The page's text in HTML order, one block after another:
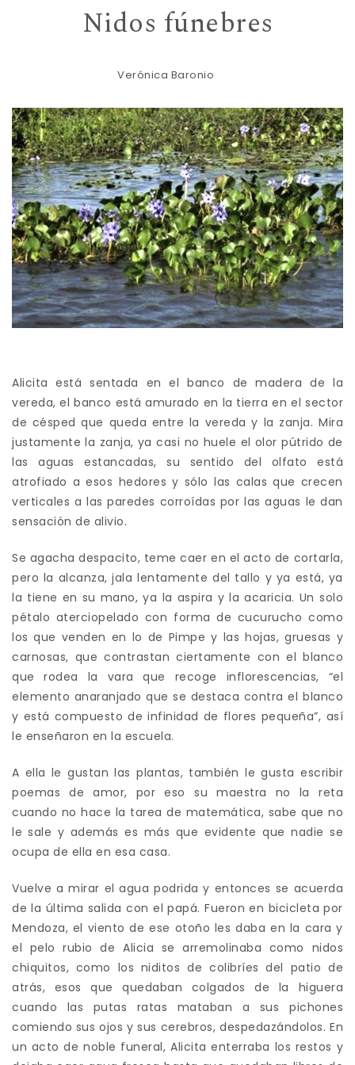
Nidos fúnebres
Verónica Baronio
Alicita está sentada en el banco de madera de la
vereda, el banco está amurado en la tierra en el sector
de césped que queda entre la vereda y la zanja. Mira
justamente la zanja, ya casi no huele el olor pútrido de
las aguas estancadas, su sentido del olfato está
atrofiado a esos hedores y sólo las calas que crecen
verticales a las paredes corroídas por las aguas le dan
sensación de alivio.
Se agacha despacito, teme caer en el acto de cortarla,
pero la alcanza, jala lentamente del tallo y ya está, ya
la tiene en su mano, ya la aspira y la acaricia. Un solo
pétalo aterciopelado con forma de cucurucho como
los que venden en lo de Pimpe y las hojas, gruesas y
carnosas, que contrastan ciertamente con el blanco
que rodea la vara que recoge inflorescencias, “el
elemento anaranjado que se destaca contra el blanco
y está compuesto de infinidad de flores pequeña”, así
le enseñaron en la escuela.
A ella le gustan las plantas, también le gusta escribir
poemas de amor, por eso su maestra no la reta
cuando no hace la tarea de matemática, sabe que no
le sale y además es más que evidente que nadie se
ocupa de ella en esa casa.
Vuelve a mirar el agua podrida y entonces se acuerda
de la última salida con el papá. Fueron en bicicleta por
Mendoza, el viento de ese otoño les daba en la cara y
el pelo rubio de Alicia se arremolinaba como nidos
chiquitos, como los niditos de colibríes del patio de
atrás, esos que quedaban colgados de la higuera
cuando las putas ratas mataban a sus pichones
comiendo sus ojos y sus cerebros, despedazándolos. En
un acto de noble funeral, Alicita enterraba los restos y